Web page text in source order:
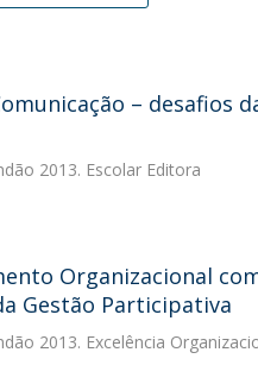
– desafios
2013. Escolar Editora
Organizacional
Gestão Participativa
2013. Excelência